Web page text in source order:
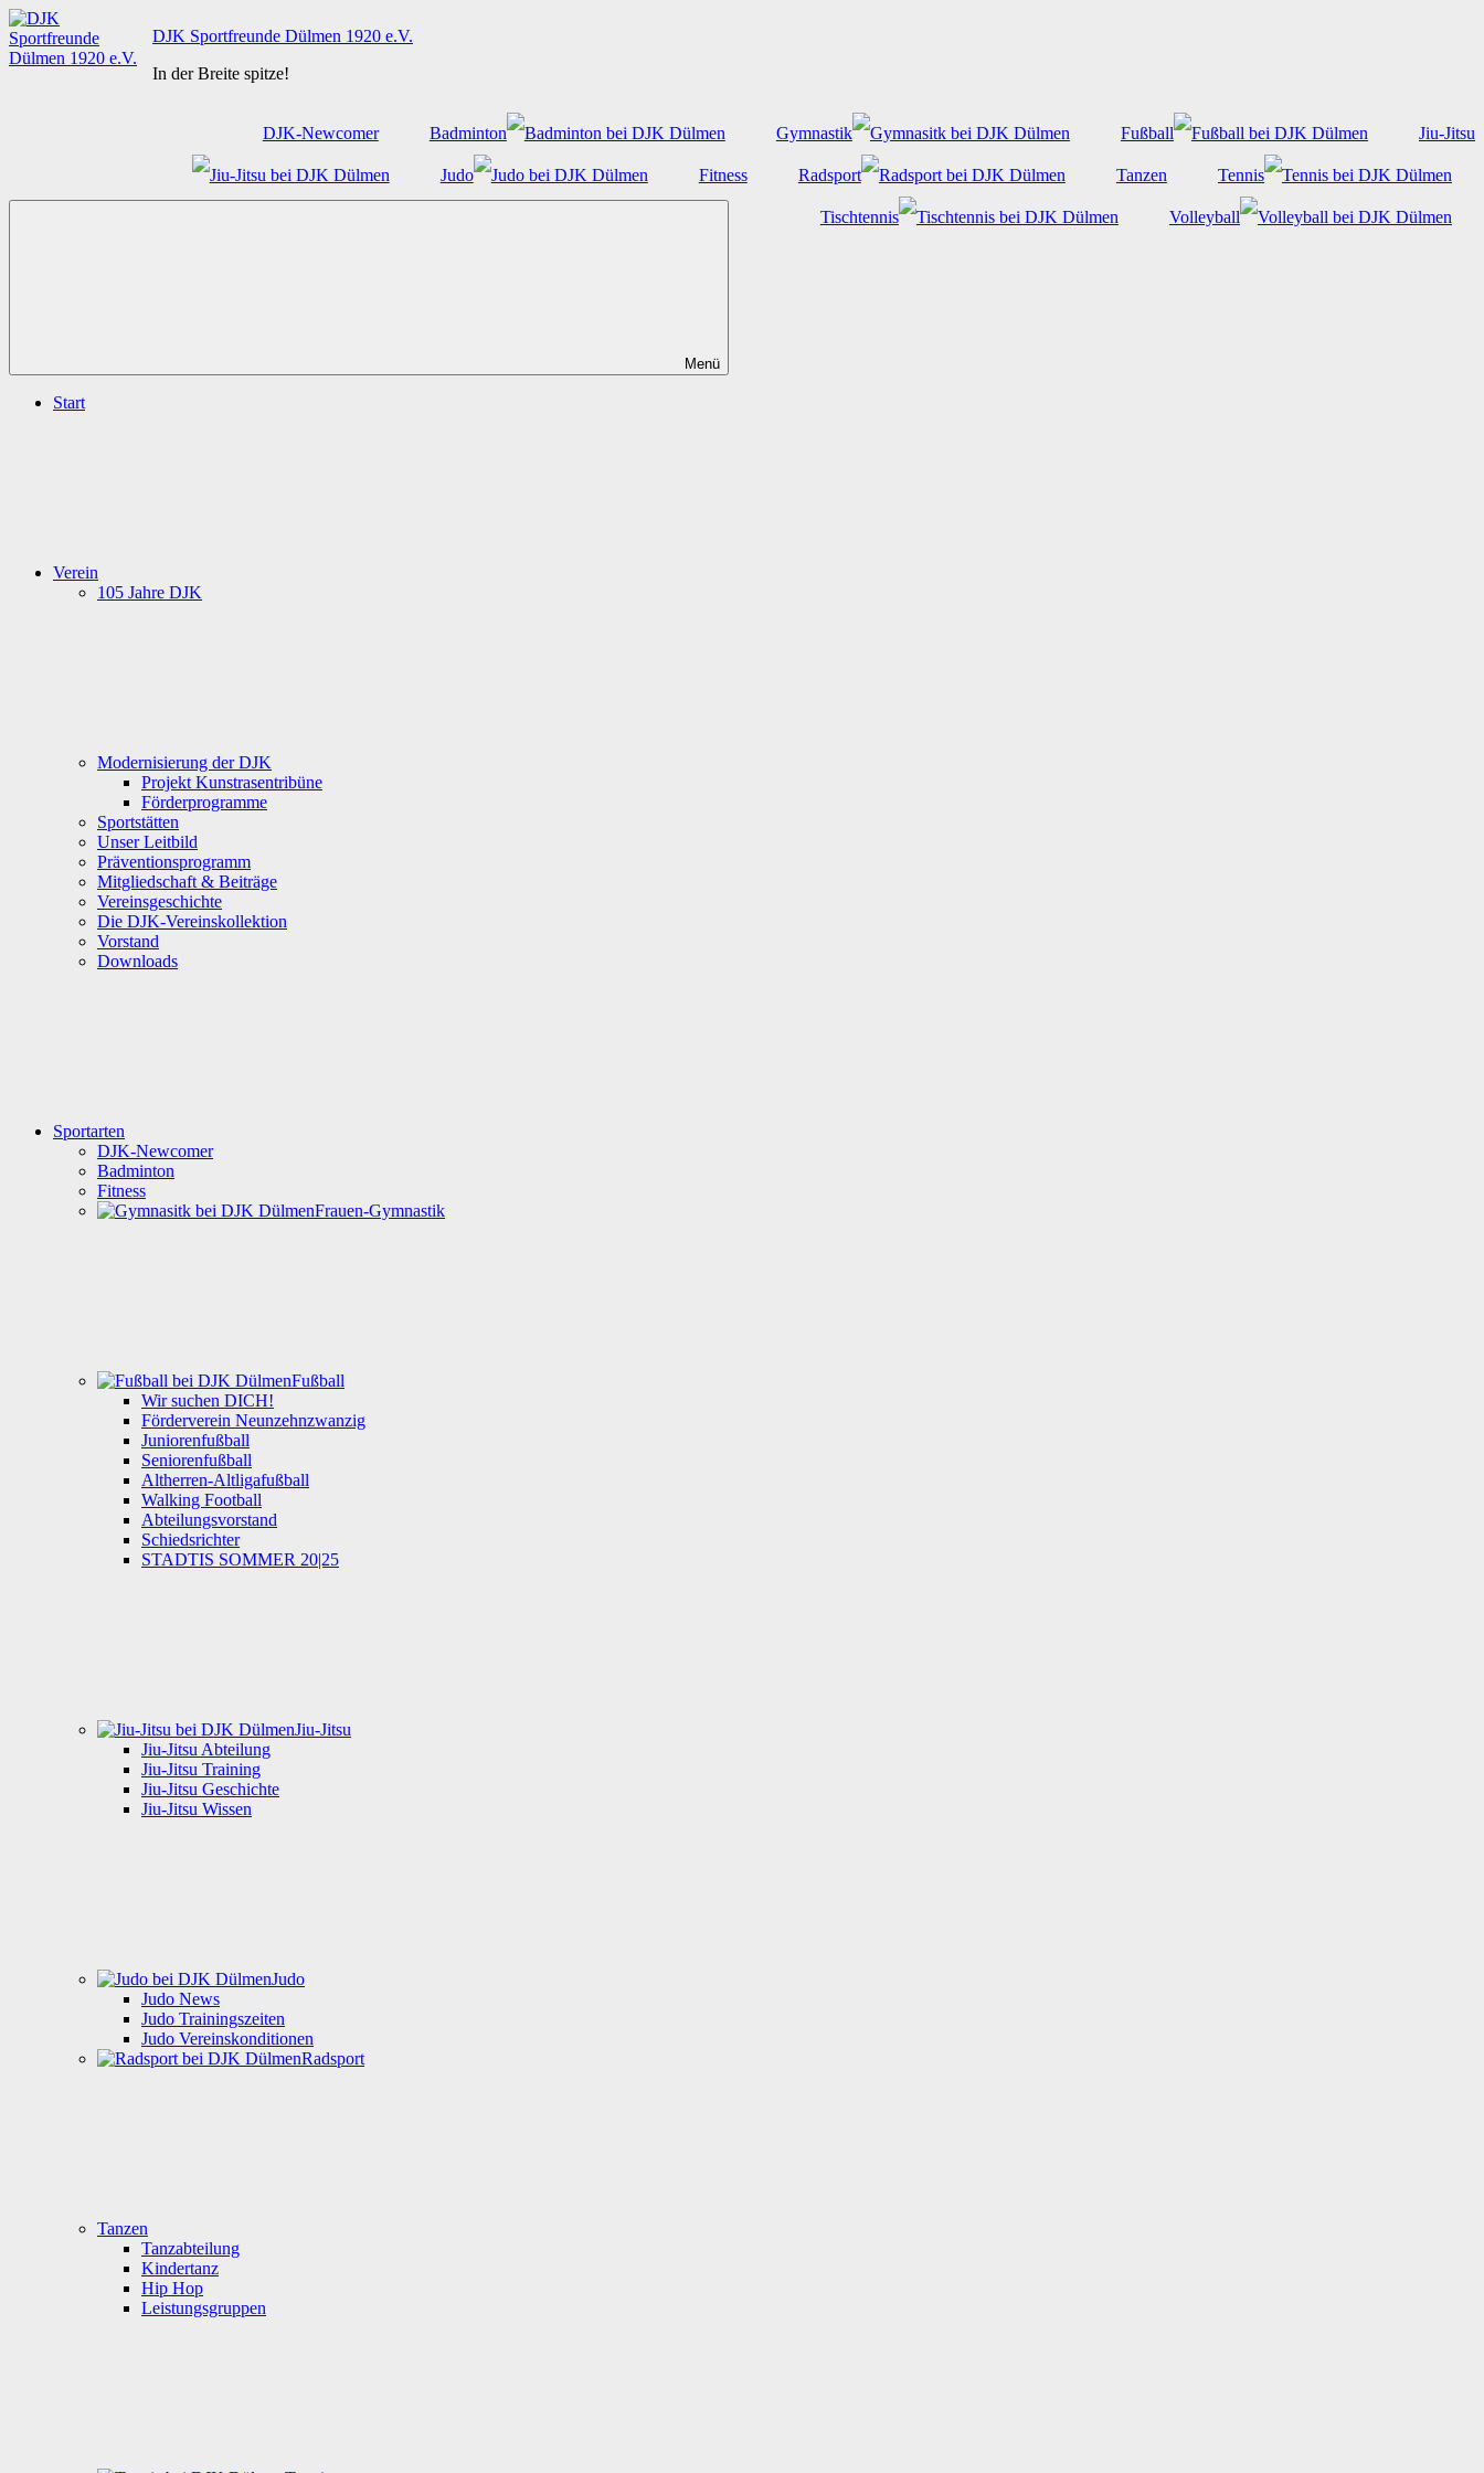
Zum
Inhalt
springen
DJK Sportfreunde Dülmen 1920 e.V.
In der Breite spitze!
DJK-Newcomer Badminton Gymnastik Fußball Jiu-Jitsu
Judo Fitness Radsport Tanzen Tennis
Tischtennis Volleyball
Menü
Start
Verein
105 Jahre DJK
Modernisierung der DJK
Projekt Kunstrasentribüne
Förderprogramme
Sportstätten
Unser Leitbild
Präventionsprogramm
Mitgliedschaft & Beiträge
Vereinsgeschichte
Die DJK-Vereinskollektion
Vorstand
Downloads
Sportarten
DJK-Newcomer
Badminton
Fitness
Frauen-Gymnastik
Fußball
Wir suchen DICH!
Förderverein Neunzehnzwanzig
Juniorenfußball
Seniorenfußball
Altherren-Altligafußball
Walking Football
Abteilungsvorstand
Schiedsrichter
STADTIS SOMMER 20|25
Jiu-Jitsu
Jiu-Jitsu Abteilung
Jiu-Jitsu Training
Jiu-Jitsu Geschichte
Jiu-Jitsu Wissen
Judo
Judo News
Judo Trainingszeiten
Judo Vereinskonditionen
Radsport
Tanzen
Tanzabteilung
Kindertanz
Hip Hop
Leistungsgruppen